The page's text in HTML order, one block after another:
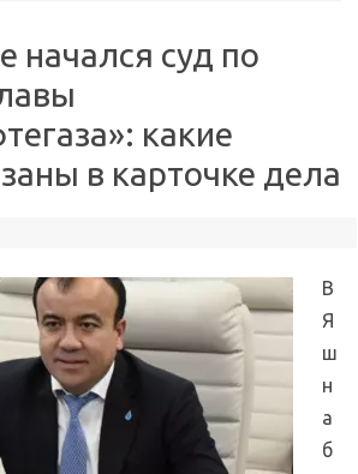
начался суд по
какие
в карточке дела
В
Я
ш
н
а
б